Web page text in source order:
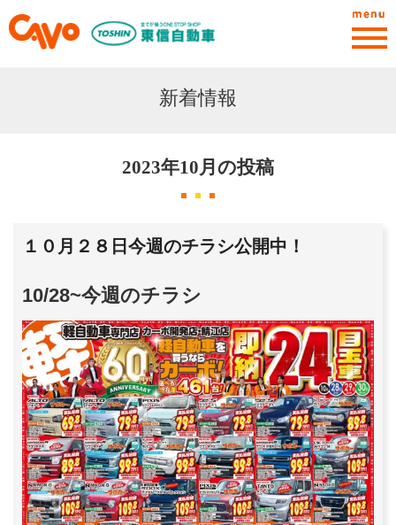
menu
新着情報
2023年10月の投稿
１０月２８日今週のチラシ公開中！
10/28~今週のチラシ